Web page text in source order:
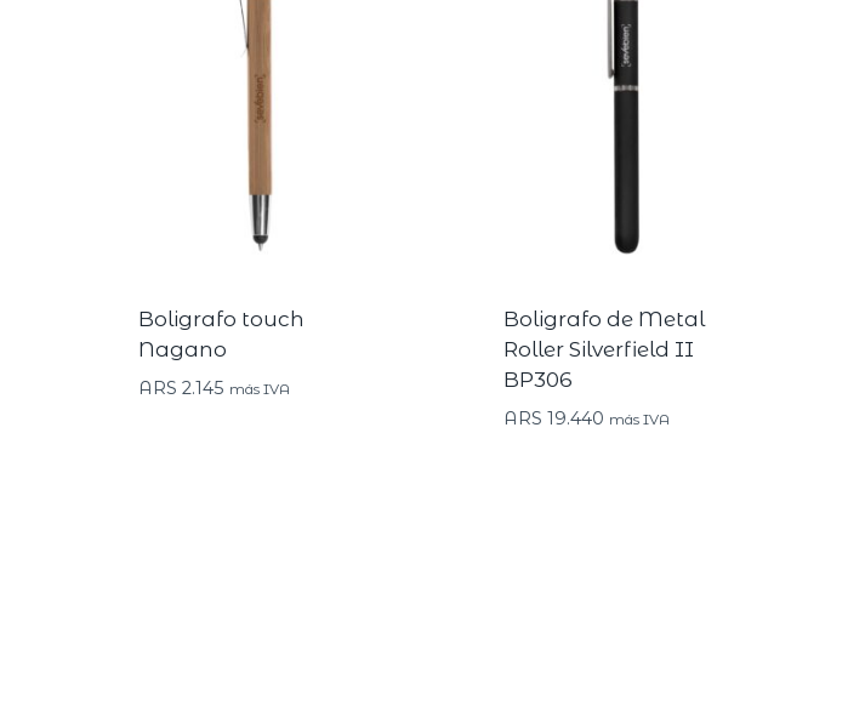
Boligrafo touch
Nagano
ARS 2.145 más IVA
Boligrafo de Metal
Roller Silverfield II
BP306
ARS 19.440 más IVA